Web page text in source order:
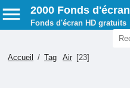
2000 Fonds d'écran
Fonds d'écran HD gratuits
Accueil / Tag Air [23]